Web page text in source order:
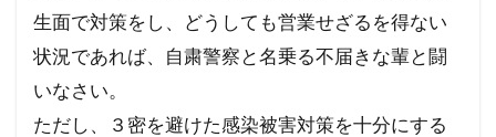
生面で対策をし、どうしても営業せざるを得ない
状況であれば、自粛警察と名乗る不届きな輩と闘
いなさい。
ただし、３密を避けた感染被害対策を十分にする